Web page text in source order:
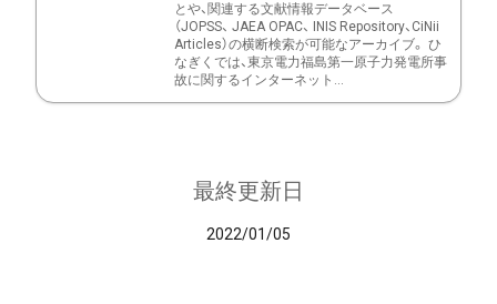
とや、関連する文献情報データベース
（JOPSS、 JAEA OPAC、 INIS Repository、CiNii
Articles）の横断検索が可能なアーカイブ。 ひ
なぎくでは、東京電力福島第一原子力発電所事
故に関するインターネット...
最終更新日
2022/01/05